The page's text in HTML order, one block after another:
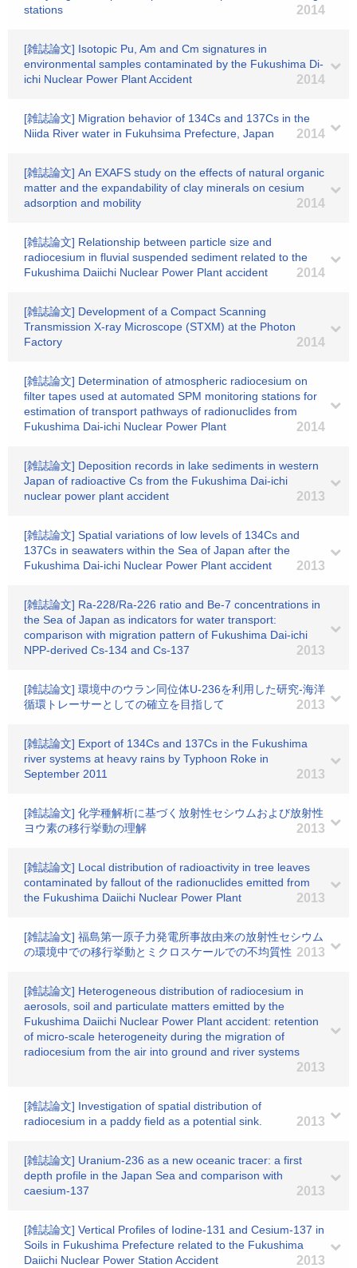
stations
2014
[雑誌論文] Isotopic Pu, Am and Cm signatures in
environmental samples contaminated by the Fukushima Di-
ichi Nuclear Power Plant Accident
2014
[雑誌論文] Migration behavior of 134Cs and 137Cs in the
Niida River water in Fukuhsima Prefecture, Japan
2014
[雑誌論文] An EXAFS study on the effects of natural organic
matter and the expandability of clay minerals on cesium
adsorption and mobility
2014
[雑誌論文] Relationship between particle size and
radiocesium in fluvial suspended sediment related to the
Fukushima Daiichi Nuclear Power Plant accident
2014
[雑誌論文] Development of a Compact Scanning
Transmission X-ray Microscope (STXM) at the Photon
Factory
2014
[雑誌論文] Determination of atmospheric radiocesium on
filter tapes used at automated SPM monitoring stations for
estimation of transport pathways of radionuclides from
Fukushima Dai-ichi Nuclear Power Plant
2014
[雑誌論文] Deposition records in lake sediments in western
Japan of radioactive Cs from the Fukushima Dai-ichi
nuclear power plant accident
2013
[雑誌論文] Spatial variations of low levels of 134Cs and
137Cs in seawaters within the Sea of Japan after the
Fukushima Dai-ichi Nuclear Power Plant accident
2013
[雑誌論文] Ra-228/Ra-226 ratio and Be-7 concentrations in
the Sea of Japan as indicators for water transport:
comparison with migration pattern of Fukushima Dai-ichi
NPP-derived Cs-134 and Cs-137
2013
[雑誌論文] 環境中のウラン同位体U-236を利用した研究-海洋
循環トレーサーとしての確立を目指して
2013
[雑誌論文] Export of 134Cs and 137Cs in the Fukushima
river systems at heavy rains by Typhoon Roke in
September 2011
2013
[雑誌論文] 化学種解析に基づく放射性セシウムおよび放射性
ヨウ素の移行挙動の理解
2013
[雑誌論文] Local distribution of radioactivity in tree leaves
contaminated by fallout of the radionuclides emitted from
the Fukushima Daiichi Nuclear Power Plant
2013
[雑誌論文] 福島第一原子力発電所事故由来の放射性セシウム
の環境中での移行挙動とミクロスケールでの不均質性 2013
[雑誌論文] Heterogeneous distribution of radiocesium in
aerosols, soil and particulate matters emitted by the
Fukushima Daiichi Nuclear Power Plant accident: retention
of micro-scale heterogeneity during the migration of
radiocesium from the air into ground and river systems
2013
[雑誌論文] Investigation of spatial distribution of
radiocesium in a paddy field as a potential sink.
2013
[雑誌論文] Uranium-236 as a new oceanic tracer: a first
depth profile in the Japan Sea and comparison with
caesium-137
2013
[雑誌論文] Vertical Profiles of Iodine-131 and Cesium-137 in
Soils in Fukushima Prefecture related to the Fukushima
Daiichi Nuclear Power Station Accident
2013